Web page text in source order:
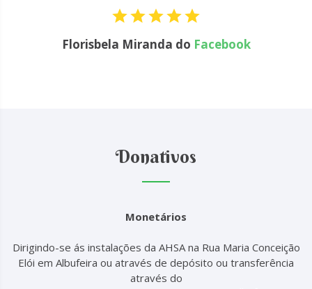
Florisbela Miranda do Facebook
Donativos
Monetários
Dirigindo-se ás instalações da AHSA na Rua Maria Conceição
Elói em Albufeira ou através de depósito ou transferência
através do